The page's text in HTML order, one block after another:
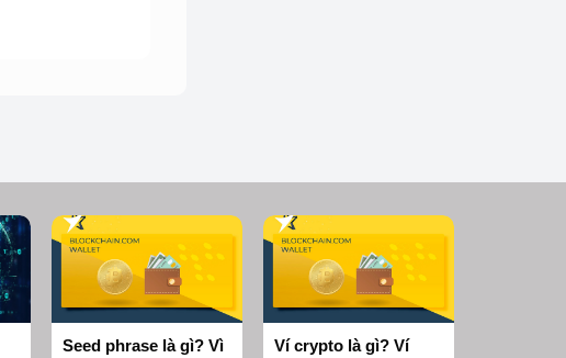
Seed phrase là gì? Vì
Ví crypto là gì? Ví